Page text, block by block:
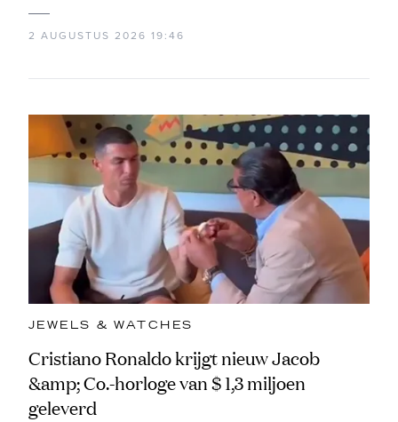
2 AUGUSTUS 2026 19:46
JEWELS & WATCHES
Cristiano Ronaldo krijgt nieuw Jacob
&amp; Co.-horloge van $ 1,3 miljoen
geleverd